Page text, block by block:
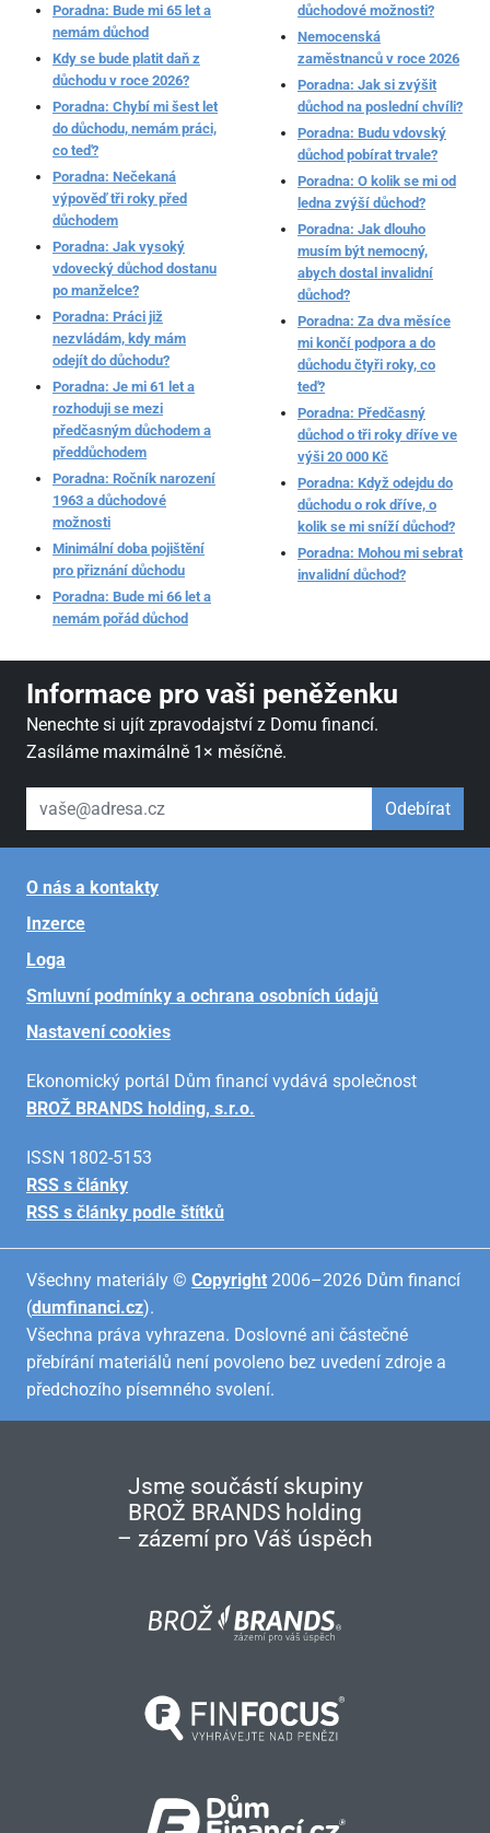
Poradna: Bude mi 65 let a
nemám důchod
Kdy se bude platit daň z
důchodu v roce 2026?
Poradna: Chybí mi šest let
do důchodu, nemám práci,
co teď?
Poradna: Nečekaná
výpověď tři roky před
důchodem
Poradna: Jak vysoký
vdovecký důchod dostanu
po manželce?
Poradna: Práci již
nezvládám, kdy mám
odejít do důchodu?
Poradna: Je mi 61 let a
rozhoduji se mezi
předčasným důchodem a
předdůchodem
Poradna: Ročník narození
1963 a důchodové
možnosti
Minimální doba pojištění
pro přiznání důchodu
Poradna: Bude mi 66 let a
nemám pořád důchod
důchodové možnosti?
Nemocenská
zaměstnanců v roce 2026
Poradna: Jak si zvýšit
důchod na poslední chvíli?
Poradna: Budu vdovský
důchod pobírat trvale?
Poradna: O kolik se mi od
ledna zvýší důchod?
Poradna: Jak dlouho
musím být nemocný,
abych dostal invalidní
důchod?
Poradna: Za dva měsíce
mi končí podpora a do
důchodu čtyři roky, co
teď?
Poradna: Předčasný
důchod o tři roky dříve ve
výši 20 000 Kč
Poradna: Když odejdu do
důchodu o rok dříve, o
kolik se mi sníží důchod?
Poradna: Mohou mi sebrat
invalidní důchod?
Informace pro vaši peněženku
Nenechte si ujít zpravodajství z Domu financí.
Zasíláme maximálně 1× měsíčně.
váš email Odebírat
O nás a kontakty
Inzerce
Loga
Smluvní podmínky a ochrana osobních údajů
Nastavení cookies
Ekonomický portál Dům financí vydává společnost
BROŽ BRANDS holding, s.r.o.
ISSN 1802-5153
RSS s články
RSS s články podle štítků
Všechny materiály © Copyright 2006–2026 Dům financí
(dumfinanci.cz).
Všechna práva vyhrazena. Doslovné ani částečné
přebírání materiálů není povoleno bez uvedení zdroje a
předchozího písemného svolení.
Jsme součástí skupiny
BROŽ BRANDS holding
– zázemí pro Váš úspěch